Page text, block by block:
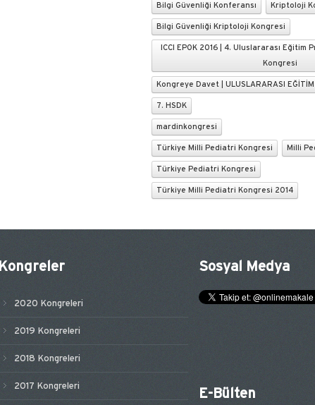
Bilgi Güvenliği Konferansı Kriptoloji
Bilgi Güvenliği Kriptoloji Kongresi
ICCI EPOK 2016 | 4. Uluslararası Eğitim
Kongresi
Kongreye Davet | ULUSLARARASI EĞİTİM
7. HSDK
mardinkongresi
Türkiye Milli Pediatri Kongresi Milli
Türkiye Pediatri Kongresi
Türkiye Milli Pediatri Kongresi 2014
Kongreler
2020 Kongreleri
2019 Kongreleri
2018 Kongreleri
2017 Kongreleri
Sosyal Medya
E-Bülten